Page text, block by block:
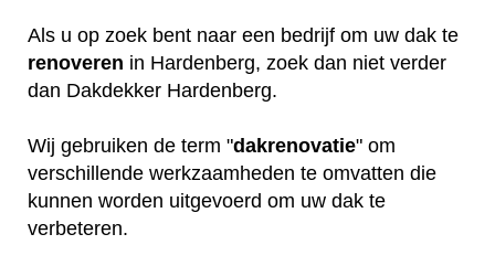
Als u op zoek bent naar een bedrijf om uw dak te
renoveren in Hardenberg, zoek dan niet verder
dan Dakdekker Hardenberg.
Wij gebruiken de term "dakrenovatie" om
verschillende werkzaamheden te omvatten die
kunnen worden uitgevoerd om uw dak te
verbeteren.